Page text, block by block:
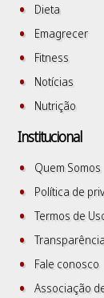
Dieta
Emagrecer
Fitness
Notícias
Nutrição
Institucional
Quem Somos
Política de
Termos de
Fale conosco
Associação